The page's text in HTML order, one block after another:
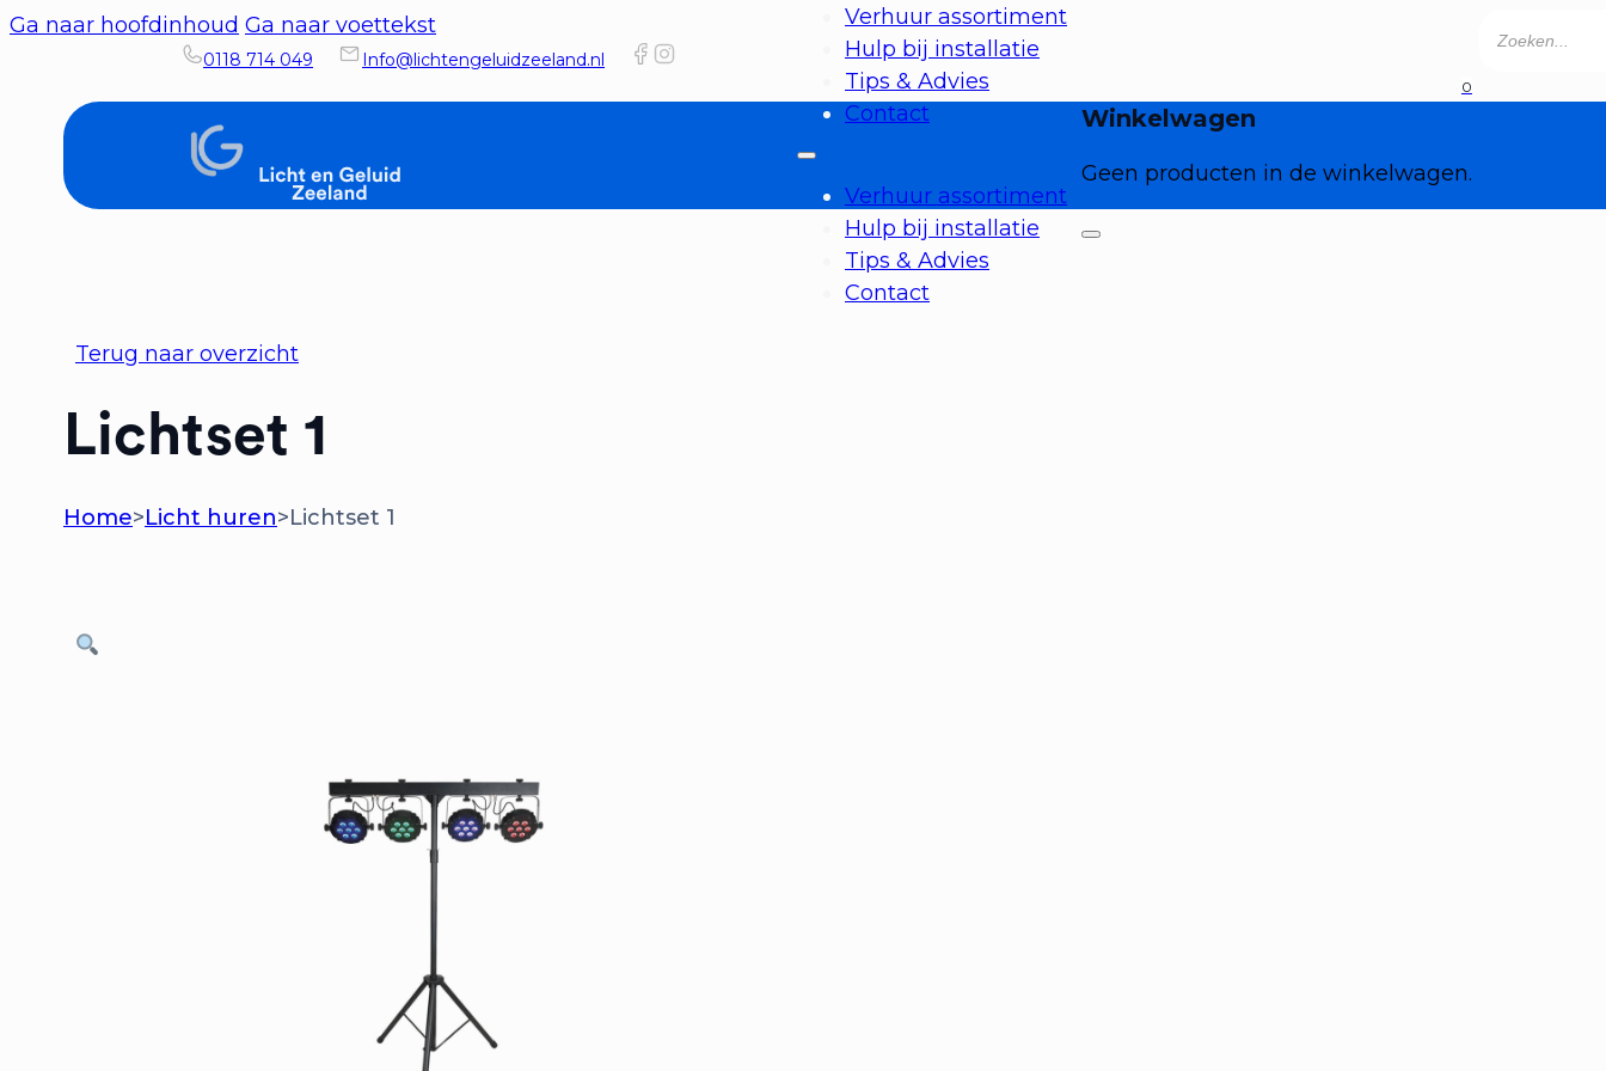
Ga naar hoofdinhoud Ga naar voettekst
0118 714 049 Info@lichtengeluidzeeland.nl
Verhuur assortiment
Hulp bij installatie
Tips & Advies
Contact
Verhuur assortiment
Hulp bij installatie
Tips & Advies
Contact
0
Geen producten in de winkelwagen.
zoeken
Terug naar overzicht
Lichtset 1
Home>Licht huren>Lichtset 1